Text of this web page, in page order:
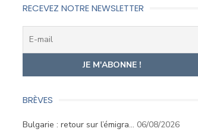
RECEVEZ NOTRE NEWSLETTER
BRÈVES
Bulgarie : retour sur l’émigra… 06/08/2026